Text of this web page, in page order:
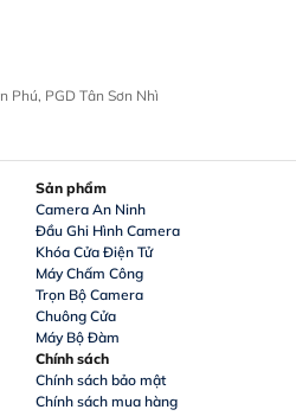
Sản phẩm
Camera An Ninh
Đầu Ghi Hình Camera
Khóa Cửa Điện Tử
Máy Chấm Công
Trọn Bộ Camera
Chuông Cửa
Máy Bộ Đàm
Chính sách
Chính sách bảo mật
Chính sách mua hàng
Phú, PGD Tân Sơn Nhì